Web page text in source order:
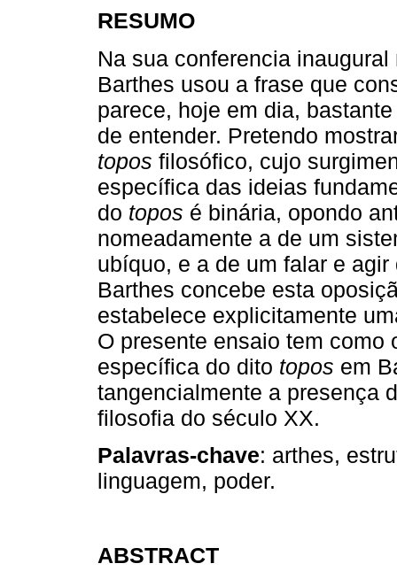
RESUMO
Na sua conferencia
Barthes usou a frase que
parece, hoje em dia,
de entender. Pretendo
topos filosófico, cujo
específica das ideias
do topos é binária, opondo
nomeadamente a de um
ubíquo, e a de um falar e
Barthes concebe esta
estabelece explicitamente
O presente ensaio tem
específica do dito topos em
tangencialmente a presença
filosofia do século XX.
Palavras-chave: arthes,
linguagem, poder.
ABSTRACT